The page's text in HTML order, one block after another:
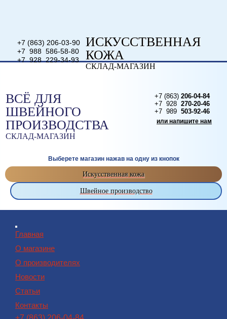
+7 (863) 206-03-90
+7 988 586-58-80
+7 928 229-34-93
ИСКУССТВЕННАЯ
КОЖА
СКЛАД-МАГАЗИН
ВСЁ ДЛЯ
ШВЕЙНОГО
ПРОИЗВОДСТВА
СКЛАД-МАГАЗИН
+7 (863) 206-04-84
+7 928 270-20-46
+7 989 503-92-46
или напишите нам
Выберете магазин нажав на одну из кнопок
Искусственная кожа
Швейное производство
Главная
О магазине
О производителях
Новости
Статьи
Контакты